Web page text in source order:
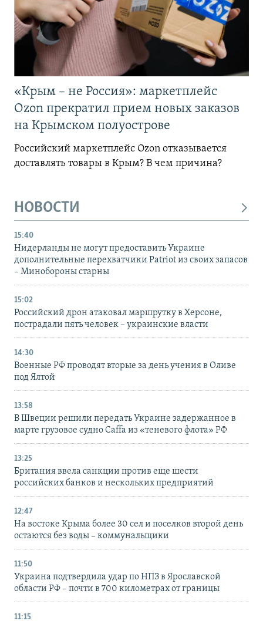
«Крым – не Россия»: маркетплейс
Ozon прекратил прием новых заказов
на Крымском полуострове
Российский маркетплейс Ozon отказывается
доставлять товары в Крым? В чем причина?
НОВОСТИ
15:40
Нидерланды не могут предоставить Украине
дополнительные перехватчики Patriot из своих запасов
– Минобороны старны
15:02
Российский дрон атаковал маршрутку в Херсоне,
пострадали пять человек – украинские власти
14:30
Военные РФ проводят вторые за день учения в Оливе
под Ялтой
13:58
В Швеции решили передать Украине задержанное в
марте грузовое судно Caffa из «теневого флота» РФ
13:25
Британия ввела санкции против еще шести
российских банков и нескольких предприятий
12:47
На востоке Крыма более 30 сел и поселков второй день
остаются без воды – коммунальщики
11:50
Украина подтвердила удар по НПЗ в Ярославской
области РФ – почти в 700 километрах от границы
11:15